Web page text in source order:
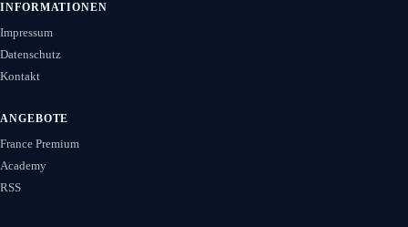
INFORMATIONEN
Impressum
Datenschutz
Kontakt
ANGEBOTE
France Premium
Academy
RSS